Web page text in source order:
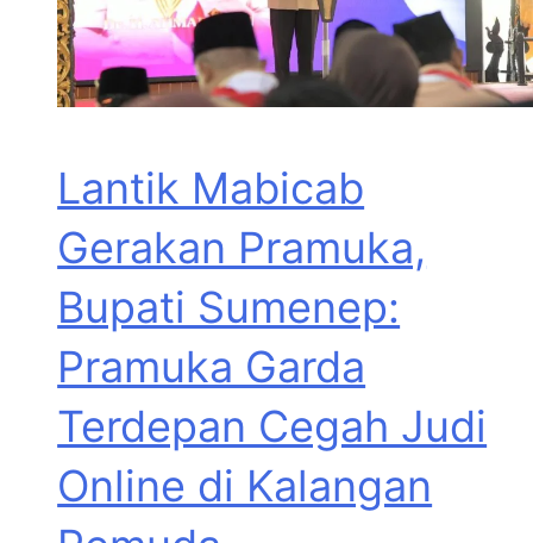
Lantik Mabicab
Gerakan Pramuka,
Bupati Sumenep:
Pramuka Garda
Terdepan Cegah Judi
Online di Kalangan